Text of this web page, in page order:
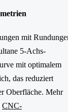
mit
5-Achs-
mit optimalem
das reduziert
Oberfläche. Mehr
CNC-